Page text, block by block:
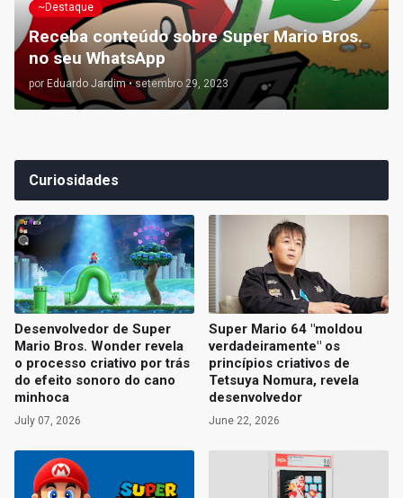
~Destaque
Receba conteúdo sobre Super Mario Bros.
no seu WhatsApp
por Eduardo Jardim • setembro 29, 2023
Curiosidades
Desenvolvedor de Super
Mario Bros. Wonder revela
o processo criativo por trás
do efeito sonoro do cano
minhoca
July 07, 2026
Super Mario 64 "moldou
verdadeiramente" os
princípios criativos de
Tetsuya Nomura, revela
desenvolvedor
June 22, 2026